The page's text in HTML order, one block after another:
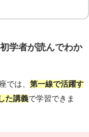
学者が読んでわか
では、 第一線で活躍す
た講義で学習できま